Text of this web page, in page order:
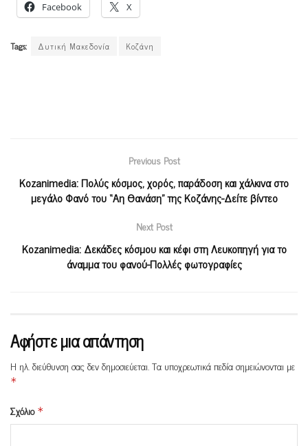
Facebook X
Tags: Δυτική Μακεδονία Κοζάνη
Previous Post
Κοzanimedia: Πολύς κόσμος, χορός, παράδοση και χάλκινα στο
μεγάλο Φανό του “Αη Θανάση” της Κοζάνης-Δείτε βίντεο
Next Post
Kozanimedia: Δεκάδες κόσμου και κέφι στη Λευκοπηγή για το
άναμμα του φανού-Πολλές φωτογραφίες
Αφήστε μια απάντηση
Η ηλ. διεύθυνση σας δεν δημοσιεύεται.Τα υποχρεωτικά πεδία σημειώνονται με
*
Σχόλιο *